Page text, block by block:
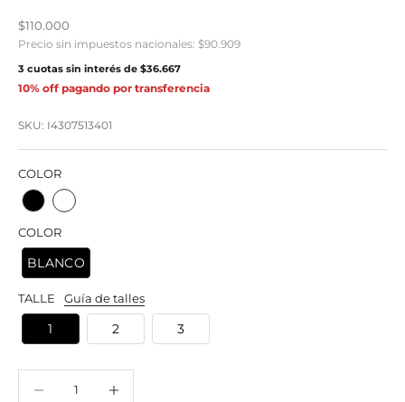
Precio de oferta
$110.000
Precio sin impuestos nacionales: $90.909
3 cuotas sin interés de $36.667
10% off pagando por transferencia
SKU: I4307513401
COLOR
COLOR
BLANCO
TALLE Guía de talles
1 2 3